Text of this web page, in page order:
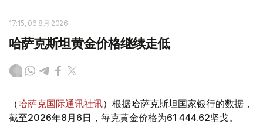
17:15, 06 8月 2026
哈萨克斯坦黄金价格继续走低
（哈萨克国际通讯社讯）根据哈萨克斯坦国家银行的数据，
截至2026年8月6日，每克黄金价格为61 444.62坚戈。